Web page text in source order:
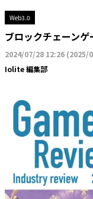
Web3.0
ブロックチェーン
2024/07/28 12:26 (2025/
Iolite 編集部